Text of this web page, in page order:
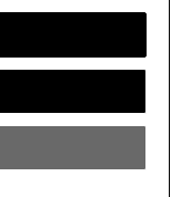
naravnost osupljive.
Nm. Pospešek od 0 do
izpred desetletja;
dan.